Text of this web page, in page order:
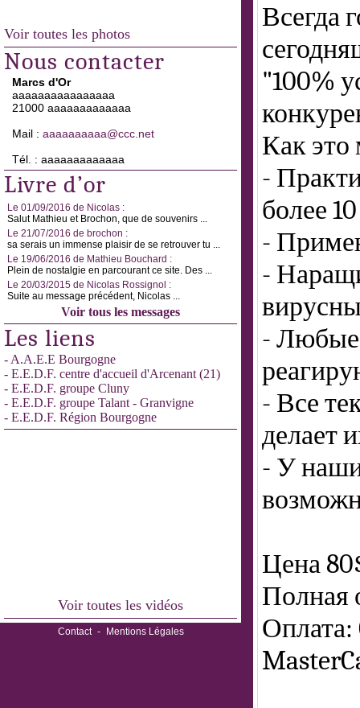
Voir toutes les photos
Nous contacter
Marcs d'Or
aaaaaaaaaaaaaaaa
21000 aaaaaaaaaaaaa
Mail : aaaaaaaaaa@ccc.net
Tél. : aaaaaaaaaaaaa
Livre d’or
Le 01/09/2016 de Nicolas :
Salut Mathieu et Brochon, que de souvenirs ...
Le 21/07/2016 de brochon :
sa serais un immense plaisir de se retrouver tu ...
Le 19/06/2016 de Mathieu Bouchard :
Plein de nostalgie en parcourant ce site. Des ...
Le 20/03/2015 de Nicolas Rossignol :
Suite au message précédent, Nicolas ...
Voir tous les messages
Les liens
- A.A.E.E Bourgogne
- E.E.D.F. centre d'accueil d'Arcenant (21)
- E.E.D.F. groupe Cluny
- E.E.D.F. groupe Talant - Granvigne
- E.E.D.F. Région Bourgogne
Voir toutes les vidéos
Contact - Mentions Légales
Всегда
"100%
Как
-
более
-
-
- Любые
- Все
делает
- У
Цена
Полная
Оплата: